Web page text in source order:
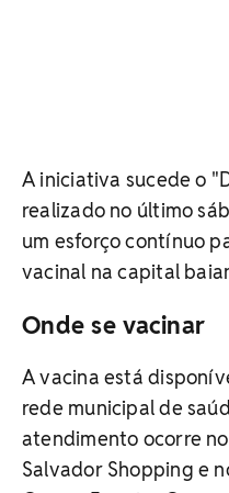
A iniciativa sucede o
realizado no último
um esforço contínuo
vacinal na capital
Onde se vacinar
A vacina está
rede municipal de
atendimento ocorre
Salvador Shopping e